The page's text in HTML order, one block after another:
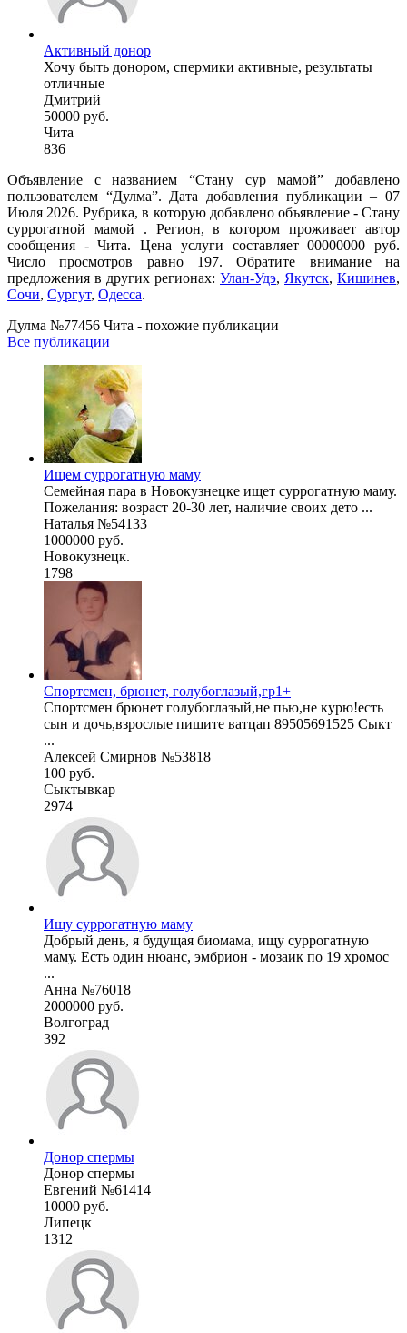
Активный донор
Хочу быть донором, спермики активные, результаты
отличные
Дмитрий
50000 руб.
Чита
836
Объявление с названием “Стану сур мамой” добавлено
пользователем “Дулма”. Дата добавления публикации – 07
Июля 2026. Рубрика, в которую добавлено объявление - Cтану
суррогатной мамой . Регион, в котором проживает автор
сообщения - Чита. Цена услуги составляет 00000000 руб.
Число просмотров равно 197. Обратите внимание на
предложения в других регионах: Улан-Удэ, Якутск, Кишинев,
Сочи, Сургут, Одесса.
Дулма №77456 Чита - похожие публикации
Все публикации
Ищем суррогатную маму
Семейная пара в Новокузнецке ищет суррогатную маму.
Пожелания: возраст 20-30 лет, наличие своих дето ...
Наталья №54133
1000000 руб.
Новокузнецк.
1798
Спортсмен, брюнет, голубоглазый,гр1+
Спортсмен брюнет голубоглазый,не пью,не курю!есть
сын и дочь,взрослые пишите ватцап 89505691525 Сыкт
...
Алексей Смирнов №53818
100 руб.
Сыктывкар
2974
Ищу суррогатную маму
Добрый день, я будущая биомама, ищу суррогатную
маму. Есть один нюанс, эмбрион - мозаик по 19 хромос
...
Анна №76018
2000000 руб.
Волгоград
392
Донор спермы
Донор спермы
Евгений №61414
10000 руб.
Липецк
1312